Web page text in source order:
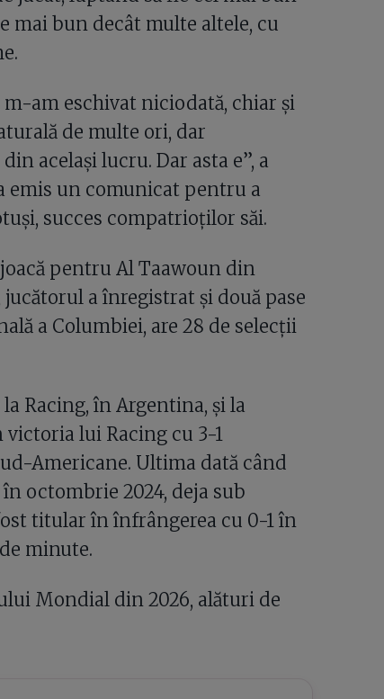
mai bun decât multe altele, cu
am eschivat niciodată, chiar și
de multe ori, dar
același lucru. Dar asta e”, a
emis un comunicat pentru a
succes compatrioților săi.
pentru Al Taawoun din
jucătorul a înregistrat și două pase
a Columbiei, are 28 de selecții
Racing, în Argentina, și la
lui Racing cu 3-1
Americane. Ultima dată când
octombrie 2024, deja sub
titular în înfrângerea cu 0-1 în
minute.
Mondial din 2026, alături de